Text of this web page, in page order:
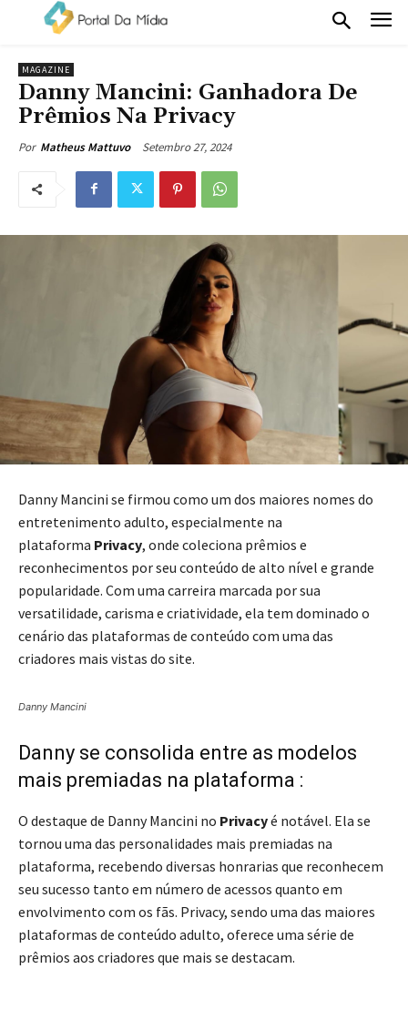
MAGAZINE
Danny Mancini: Ganhadora De
Prêmios Na Privacy
Por Matheus Mattuvo Setembro 27, 2024
Danny Mancini se firmou como um dos maiores nomes do
entretenimento adulto, especialmente na
plataforma Privacy, onde coleciona prêmios e
reconhecimentos por seu conteúdo de alto nível e grande
popularidade. Com uma carreira marcada por sua
versatilidade, carisma e criatividade, ela tem dominado o
cenário das plataformas de conteúdo com uma das
criadores mais vistas do site.
Danny Mancini
Danny se consolida entre as modelos
mais premiadas na plataforma :
O destaque de Danny Mancini no Privacyé notável. Ela se
tornou uma das personalidades mais premiadas na
plataforma, recebendo diversas honrarias que reconhecem
seu sucesso tanto em número de acessos quanto em
envolvimento com os fãs. Privacy, sendo uma das maiores
plataformas de conteúdo adulto, oferece uma série de
prêmios aos criadores que mais se destacam.